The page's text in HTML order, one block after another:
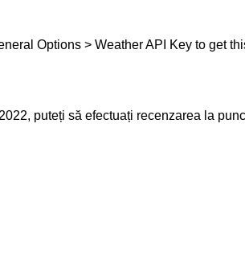
Options > Weather API Key to get
puteți să efectuați recenzarea la